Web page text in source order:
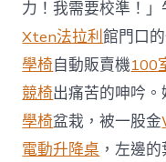
力！我需要校準！
Xten法拉利館門口
學椅自動販賣機100
競椅出痛苦的呻吟
學椅盆栽，被一股金
電動升降桌 ，左邊